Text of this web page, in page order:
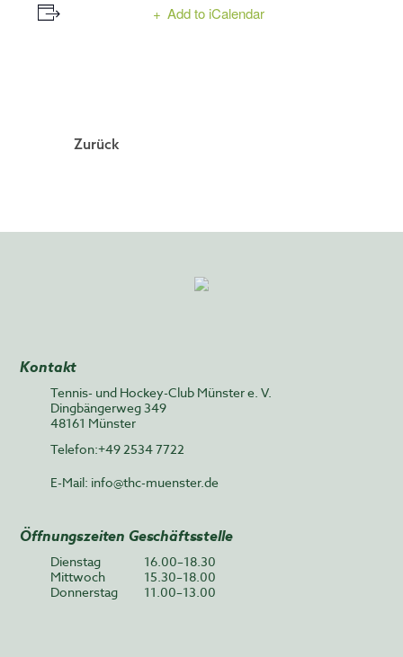
Add to iCalendar
Navigation
Zurück
Kontakt
Tennis- und Hockey-Club Münster e. V.
Dingbängerweg 349
48161 Münster
Telefon:+49 2534 7722
E-Mail: info@thc-muenster.de
Öffnungszeiten Geschäftsstelle
Dienstag
16.00–18.30
Mittwoch
15.30–18.00
Donnerstag
11.00–13.00